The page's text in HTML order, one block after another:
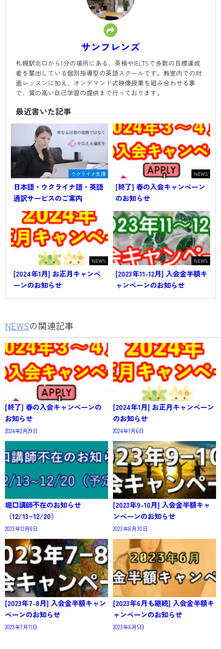
サンフレンズ
札幌駅北口から1分の場所にある、英検やIELTSで多数の目標達成
者を輩出している個別指導型の英語スクールです。教室内での対
面レッスンに加え、オンデマンド式映像授業を組み合わせる事
で、質の高い自己学習の提供まで行っております。
最近書いた記事
ウクライナ支援
日本語・ウクライナ語・英語
通訳サービスのご案内
NEWS
[終了] 春の入会キャンペーン
のお知らせ
NEWS
[2024年1月] お正月キャンペ
ーンのお知らせ
NEWS
[2023年11-12月] 入会金半額キ
ャンペーンのお知らせ
NEWSの関連記事
[終了] 春の入会キャンペーンの
お知らせ
2024年2月29日
[2024年1月] お正月キャンペーン
のお知らせ
2024年1月6日
堀口講師不在のお知らせ
（12/13~12/20）
2023年12月8日
[2023年9-10月] 入会金半額キャ
ンペーンのお知らせ
2023年8月30日
[2023年7-8月] 入会金半額キャン
ペーンのお知らせ
2023年7月11日
[2023年6月も継続] 入会金半額キ
ャンペーンのお知らせ
2023年6月5日